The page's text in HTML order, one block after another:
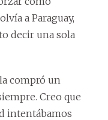
a Paraguay,
decir una sola
compró un
Creo que
intentábamos